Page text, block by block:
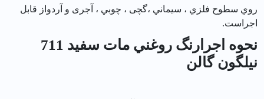
روي سطوح فلزي ، سيماني ،گچی ، چوبي ، آجری و آردواز قابل
اجراست.
نحوه اجرارنگ روغني مات سفيد 711
نیلگون گالن